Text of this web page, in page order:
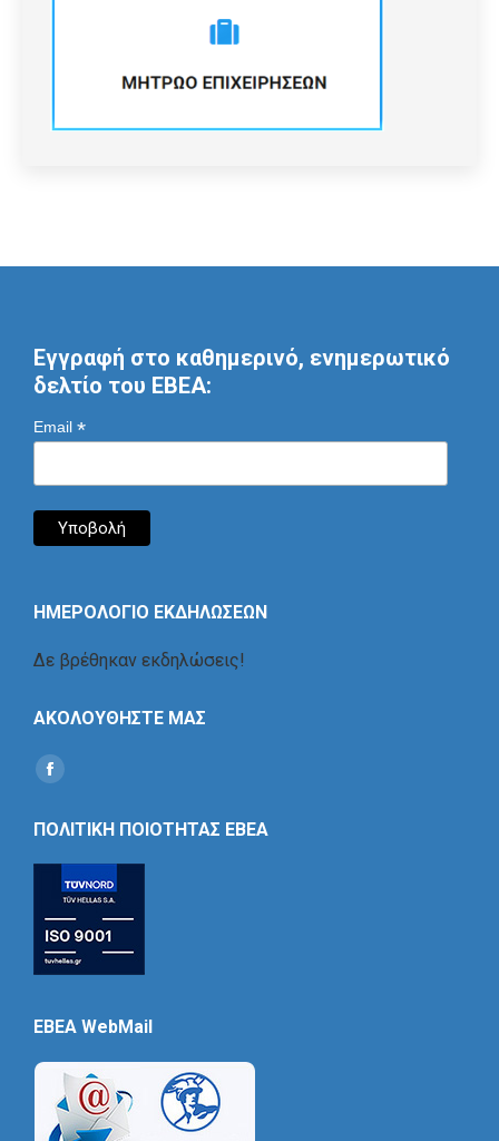
Εγγραφή στο καθημερινό, ενημερωτικό
δελτίο του ΕΒΕΑ:
Email *
ΗΜΕΡΟΛΟΓΙΟ ΕΚΔΗΛΩΣΕΩΝ
Δε βρέθηκαν εκδηλώσεις!
ΑΚΟΛΟΥΘΗΣΤΕ ΜΑΣ
Find us on:
Social
ΠΟΛΙΤΙΚΗ ΠΟΙΟΤΗΤΑΣ ΕΒΕΑ
EBEA WebMail